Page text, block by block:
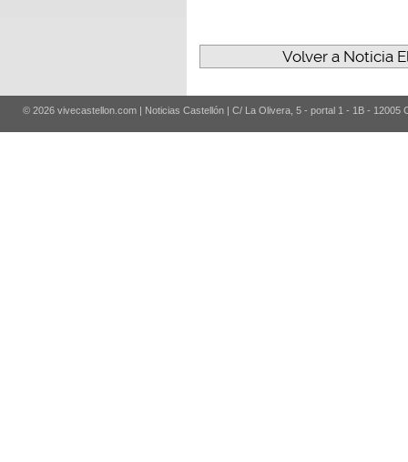
Volver a Noticia
© 2026 vivecastellon.com | Noticias Castellón | C/ La Olivera, 5 - portal 1 - 1B - 12005